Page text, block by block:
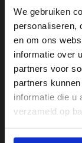
We gebruiken
personaliseren,
en om ons
informatie over
partners voor
partners
informatie die u
verzameld op
weerbestendig
tegen diverse
de parasol in te
Specificaties
▶ Merk: Leco
▶ Inhoud
▶ Materiaal:
▶ Kleur: Keuze